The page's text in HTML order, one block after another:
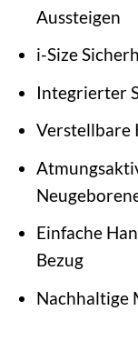
Aussteigen
i-Size
Integrierter
Verstellbare
Einfache
Bezug
Nachhaltige